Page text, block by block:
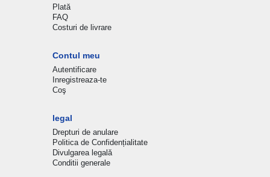
Plată
FAQ
Costuri de livrare
Contul meu
Autentificare
Inregistreaza-te
Coş
legal
Drepturi de anulare
Politica de Confidențialitate
Divulgarea legală
Conditii generale